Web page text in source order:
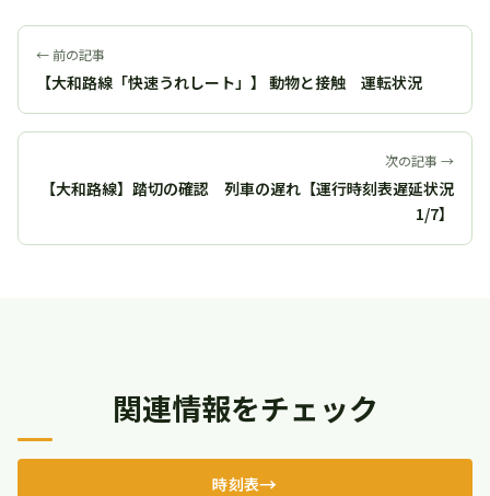
← 前の記事
【大和路線「快速うれしート」】 動物と接触 運転状況
次の記事 →
【大和路線】踏切の確認 列車の遅れ【運行時刻表遅延状況
1/7】
関連情報をチェック
時刻表